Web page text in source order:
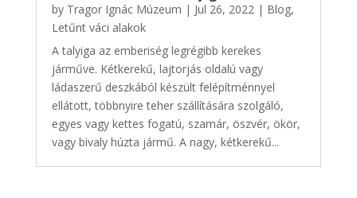
by Tragor Ignác Múzeum | Jul 26, 2022| Blog,
Letűnt váci alakok
A talyiga az emberiség legrégibb kerekes
járműve. Kétkerekű, lajtorjás oldalú vagy
ládaszerű deszkából készült felépítménnyel
ellátott, többnyire teher szállítására szolgáló,
egyes vagy kettes fogatú, szamár, öszvér, ökör,
vagy bivaly húzta jármű. A nagy, kétkerekű...